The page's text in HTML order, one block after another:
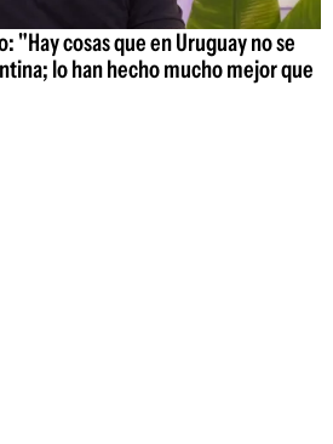
"Hay cosas que en Uruguay no se
lo han hecho mucho mejor que